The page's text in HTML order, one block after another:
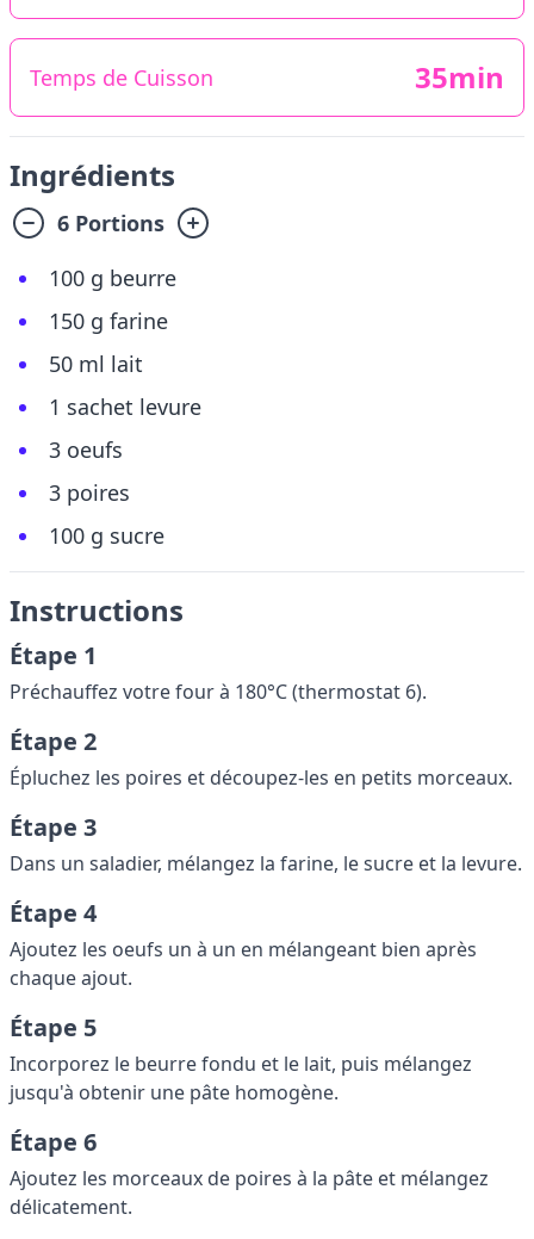
Temps de Cuisson 35min
Ingrédients
6 Portions
100 g beurre
150 g farine
50 ml lait
1 sachet levure
3 oeufs
3 poires
100 g sucre
Instructions
Étape 1
Préchauffez votre four à 180°C (thermostat 6).
Étape 2
Épluchez les poires et découpez-les en petits morceaux.
Étape 3
Dans un saladier, mélangez la farine, le sucre et la levure.
Étape 4
Ajoutez les oeufs un à un en mélangeant bien après
chaque ajout.
Étape 5
Incorporez le beurre fondu et le lait, puis mélangez
jusqu'à obtenir une pâte homogène.
Étape 6
Ajoutez les morceaux de poires à la pâte et mélangez
délicatement.